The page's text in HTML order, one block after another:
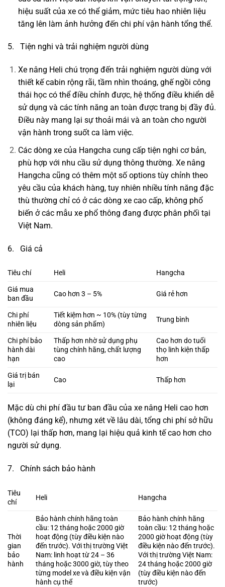
hiệu suất của xe có thể giảm, mức tiêu hao nhiên liệu
tăng lên làm ảnh hưởng đến chi phí vận hành tổng thể.
5. Tiện nghi và trải nghiệm người dùng
Xe nâng Heli chú trọng đến trải nghiệm người dùng với
thiết kế cabin rộng rãi, tầm nhìn thoáng, ghế ngồi công
thái học có thể điều chỉnh được, hệ thống điều khiển dễ
sử dụng và các tính năng an toàn được trang bị đầy đủ.
Điều này mang lại sự thoải mái và an toàn cho người
vận hành trong suốt ca làm việc.
Các dòng xe của Hangcha cung cấp tiện nghi cơ bản,
phù hợp với nhu cầu sử dụng thông thường. Xe nâng
Hangcha cũng có thêm một số options tùy chỉnh theo
yêu cầu của khách hàng, tuy nhiên nhiều tính năng đặc
thù thường chỉ có ở các dòng xe cao cấp, không phổ
biến ở các mẫu xe phổ thông đang được phân phối tại
Việt Nam.
6. Giá cả
Tiêu chí Heli
Hangcha
Giá mua
ban đầu
Cao hơn 3 – 5% Giá rẻ hơn
Chi phí
nhiên liệu
Tiết kiệm hơn ~ 10% (tùy từng
dòng sản phẩm)
Trung bình
Chi phí bảo
hành dài
hạn
Thấp hơn nhờ sử dụng phụ
tùng chính hãng, chất lượng
cao
Cao hơn do tuổi
thọ linh kiện thấp
hơn
Giá trị bán
lại
Cao Thấp hơn
Mặc dù chi phí đầu tư ban đầu của xe nâng Heli cao hơn
(không đáng kể), nhưng xét về lâu dài, tổng chi phí sở hữu
(TCO) lại thấp hơn, mang lại hiệu quả kinh tế cao hơn cho
người sử dụng.
7. Chính sách bảo hành
Tiêu
chí
Heli Hangcha
Thời
gian
bảo
hành
Bảo hành chính hãng toàn
cầu: 12 tháng hoặc 2000 giờ
hoạt động (tùy điều kiện nào
đến trước). Với thị trường Việt
Nam: linh hoạt từ 24 – 36
tháng hoặc 3000 giờ, tùy theo
từng model xe và điều kiện vận
hành cụ thể
Bảo hành chính hãng
toàn cầu: 12 tháng hoặc
2000 giờ hoạt động (tùy
điều kiện nào đến trước).
Với thị trường Việt Nam:
24 tháng hoặc 2000 giờ
(tùy điều kiện nào đến
trước)